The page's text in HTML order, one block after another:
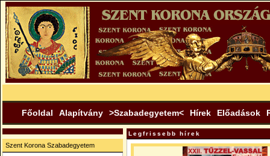
Főoldal Alapítvány >Szabadegyetem< Hírek Előadások
Szent Korona Szabadegyetem
Legfrissebb hírek